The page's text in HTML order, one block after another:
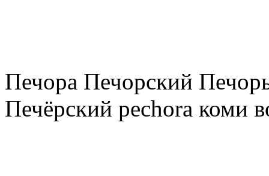
Печора Печорский
Печёрский pechora коми